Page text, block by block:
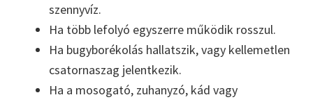
szennyvíz.
Ha több lefolyó egyszerre működik rosszul.
Ha bugyborékolás hallatszik, vagy kellemetlen
csatornaszag jelentkezik.
Ha a mosogató, zuhanyzó, kád vagy